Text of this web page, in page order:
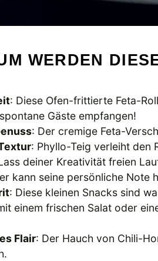
WERDEN
: Diese Ofen-frittierte Feta-
Gäste empfangen!
: Der cremige Feta-
: Phyllo-Teig verleiht den
deiner Kreativität freien
kann seine persönliche Note
: Diese kleinen Snacks sind
einem frischen Salat oder
Flair: Der Hauch von Chili-